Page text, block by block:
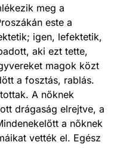
meg a
este a
igen, lefektetik,
aki ezt tette,
magok közt
a fosztás, rablás.
A nőknek
drágaság elrejtve, a
a nőknek
vették el. Egész